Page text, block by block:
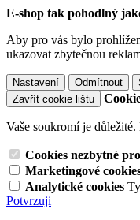
E-shop tak pohodlný
Aby pro vás bylo
ukazovat zbytečnou
Nastavení Odmítnout
Zavřít cookie lištu
Vaše soukromí je
Cookies nezbytné
Marketingové
Analytické cookies
Potvrzuji